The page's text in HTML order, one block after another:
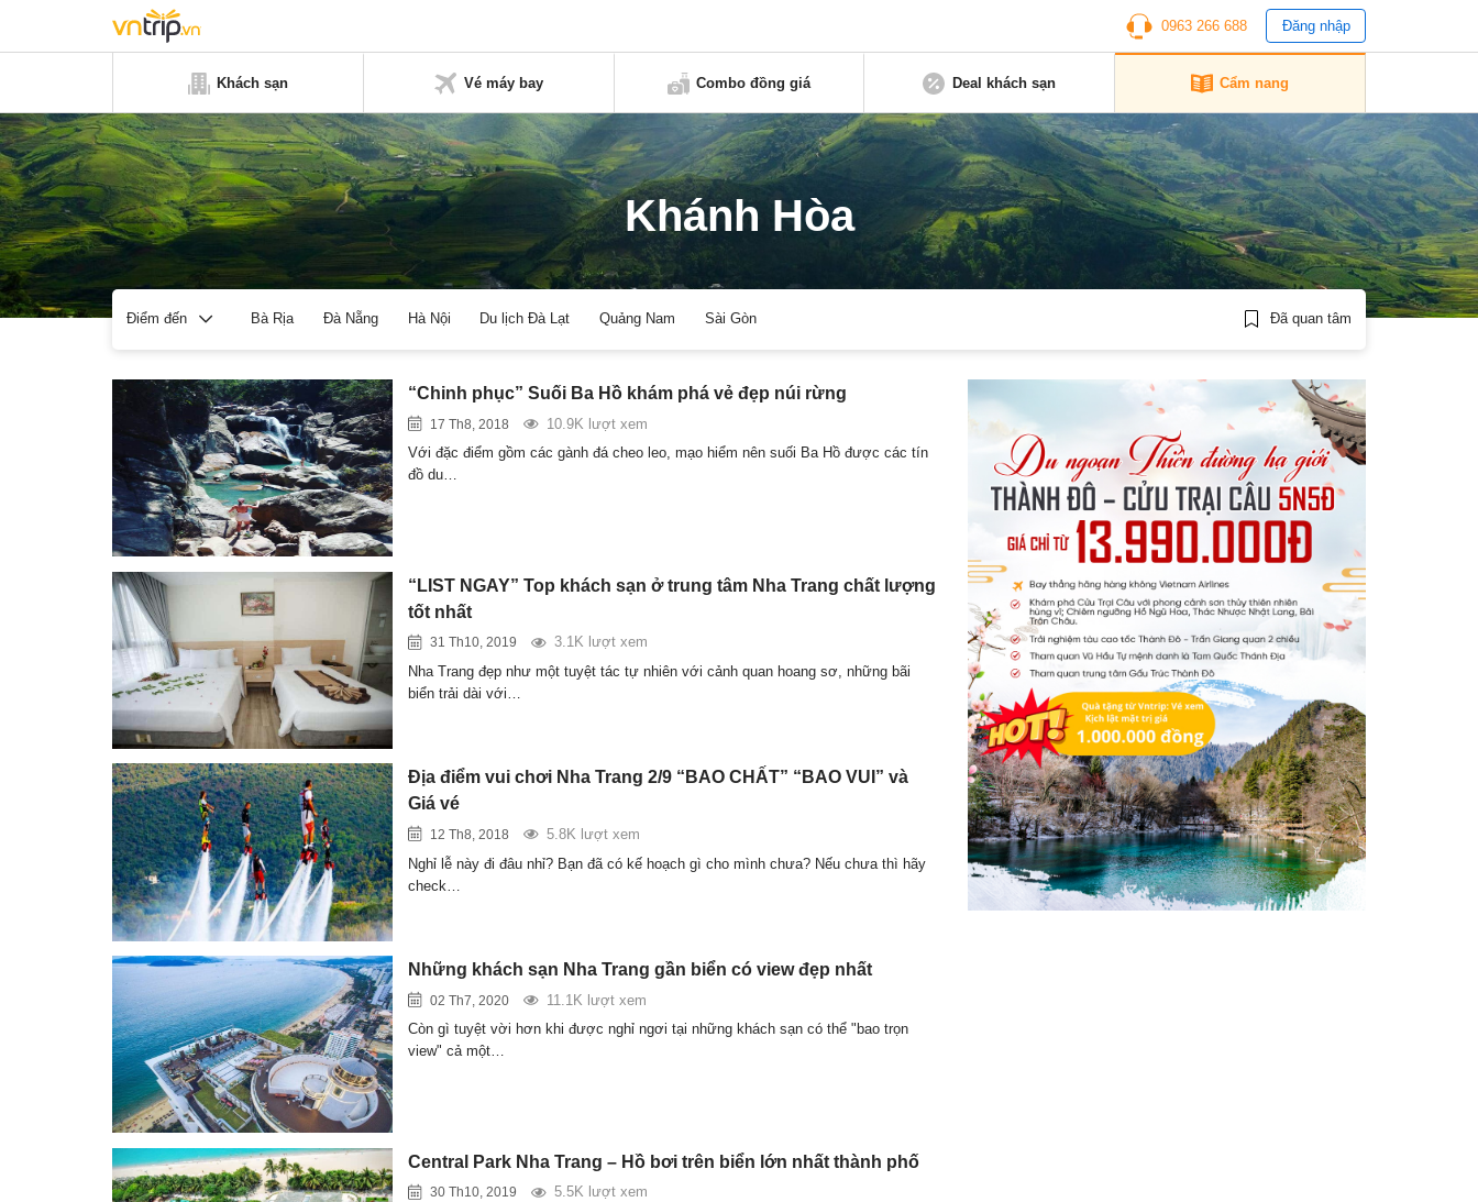
0963 266 688 Đăng nhập
Khách sạn Vé máy bay Combo đồng giá Deal khách sạn Cẩm nang
Khánh Hòa
Điểm đến Bà Rịa Đà Nẵng Hà Nội Du lịch Đà Lạt Quảng Nam Sài Gòn Đã quan tâm
“Chinh phục” Suối Ba Hồ khám phá vẻ đẹp núi rừng
17 Th8, 2018
10.9K lượt xem
Với đặc điểm gồm các gành đá cheo leo, mạo hiểm nên suối Ba Hồ được các tín
đồ du…
“LIST NGAY” Top khách sạn ở trung tâm Nha Trang chất lượng
tốt nhất
31 Th10, 2019
3.1K lượt xem
Nha Trang đẹp như một tuyệt tác tự nhiên với cảnh quan hoang sơ, những bãi
biển trải dài với…
Địa điểm vui chơi Nha Trang 2/9 “BAO CHẤT” “BAO VUI” và
Giá vé
12 Th8, 2018
5.8K lượt xem
Nghỉ lễ này đi đâu nhỉ? Bạn đã có kế hoạch gì cho mình chưa? Nếu chưa thì hãy
check…
Những khách sạn Nha Trang gần biển có view đẹp nhất
02 Th7, 2020
11.1K lượt xem
Còn gì tuyệt vời hơn khi được nghỉ ngơi tại những khách sạn có thể "bao trọn
view" cả một…
Central Park Nha Trang – Hồ bơi trên biển lớn nhất thành phố
30 Th10, 2019
5.5K lượt xem